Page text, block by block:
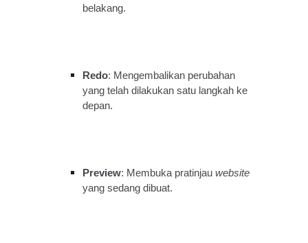
belakang.
Redo: Mengembalikan perubahan
yang telah dilakukan satu langkah ke
depan.
Preview: Membuka pratinjauwebsite
yang sedang dibuat.